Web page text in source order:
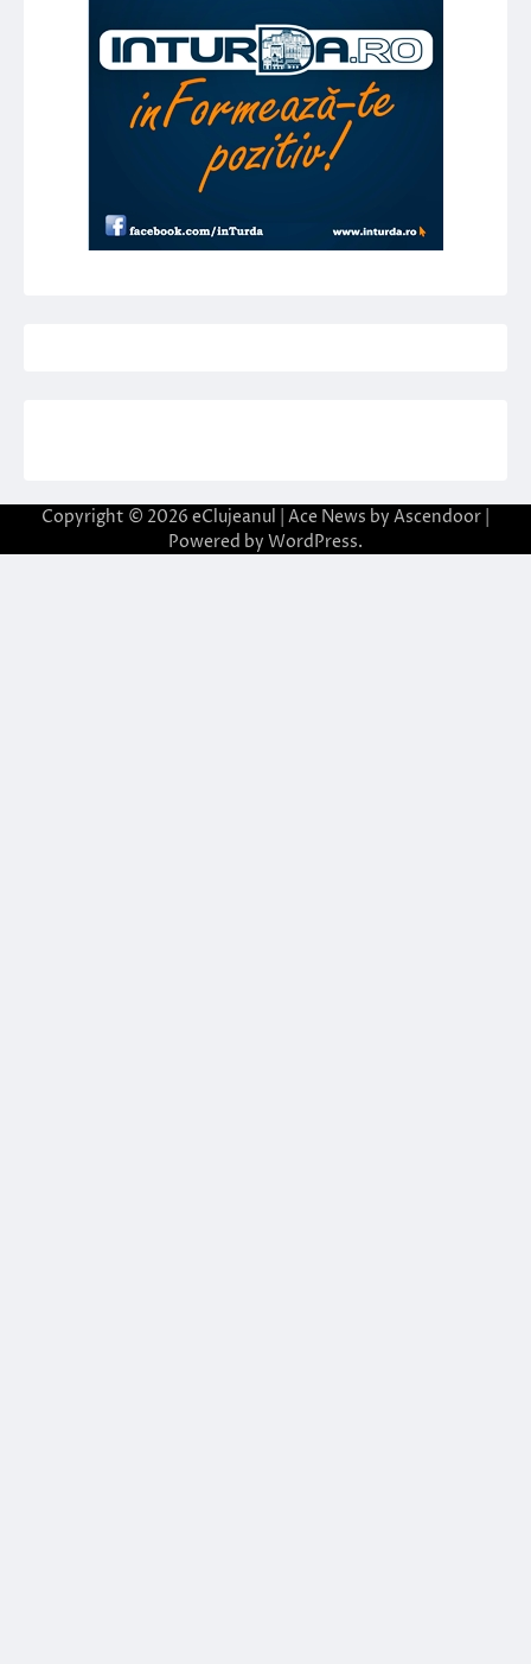
Copyright © 2026 eClujeanul | Ace News by Ascendoor
Powered by WordPress.